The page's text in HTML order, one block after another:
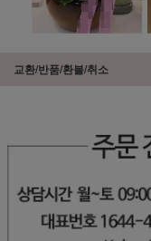
교환/반품/환불/취소